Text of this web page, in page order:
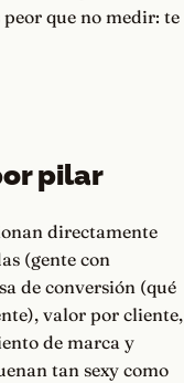
que no medir: te
pilar
directamente
(gente con
de conversión (qué
valor por cliente,
de marca y
tan sexy como